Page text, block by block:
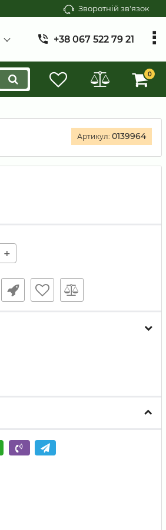
Зворотній зв'язок
+38 067 522 79 21
0
Артикул: 0139964
+